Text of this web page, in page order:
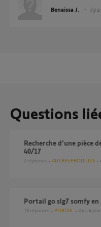
Benaissa J. il y
Questions
Recherche d’une pièce détachée moteur Somfy mariner
40/17
2 réponses AUTRES PRODUITS
Portail go slg7 somfy
18 réponses PORTAIL il y a 4